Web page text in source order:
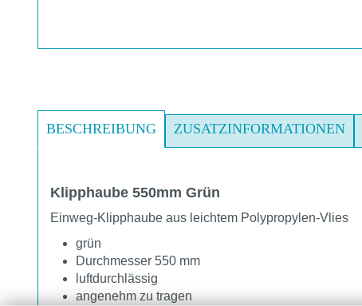
BESCHREIBUNG ZUSATZINFORMATIONEN
Klipphaube 550mm Grün
Einweg-Klipphaube aus leichtem Polypropylen-Vlies
grün
Durchmesser 550 mm
luftdurchlässig
angenehm zu tragen